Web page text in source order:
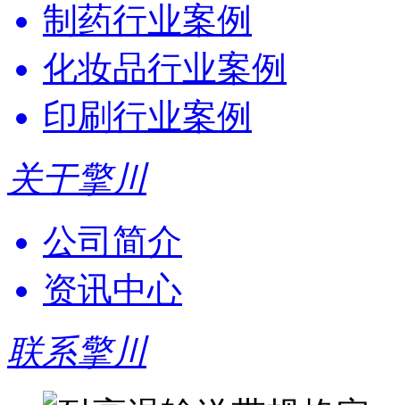
制药行业案例
化妆品行业案例
印刷行业案例
关于擎川
公司简介
资讯中心
联系擎川